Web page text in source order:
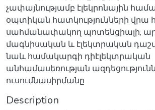
չափայնությամբ էլեկրոնային
օպտիկան հատկությունների
սահմանափակող պոտենցիալի,
մագնիսական և էլեկտրական
նաև համակարգի դիէլեկտրական
անհամասեռության
ուսումնասիրմանը
Description